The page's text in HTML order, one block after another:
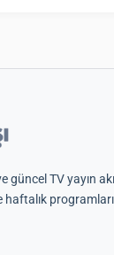
güncel TV yayın